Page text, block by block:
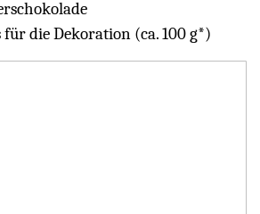
für die Dekoration (ca. 100 g*)